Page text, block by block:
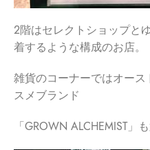
2階はセレクトショップと
着するような構成のお店。
雑貨のコーナーではオー
スメブランド
「GROWN ALCHEMIST」